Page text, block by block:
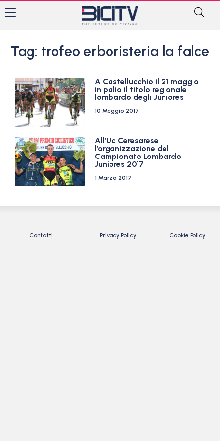
Tag: trofeo erboristeria la falce
A Castellucchio il 21 maggio
in palio il titolo regionale
lombardo degli Juniores
10 Maggio 2017
All’Uc Ceresarese
l’organizzazione del
Campionato Lombardo
Juniores 2017
1 Marzo 2017
Contatti Privacy Policy Cookie Policy